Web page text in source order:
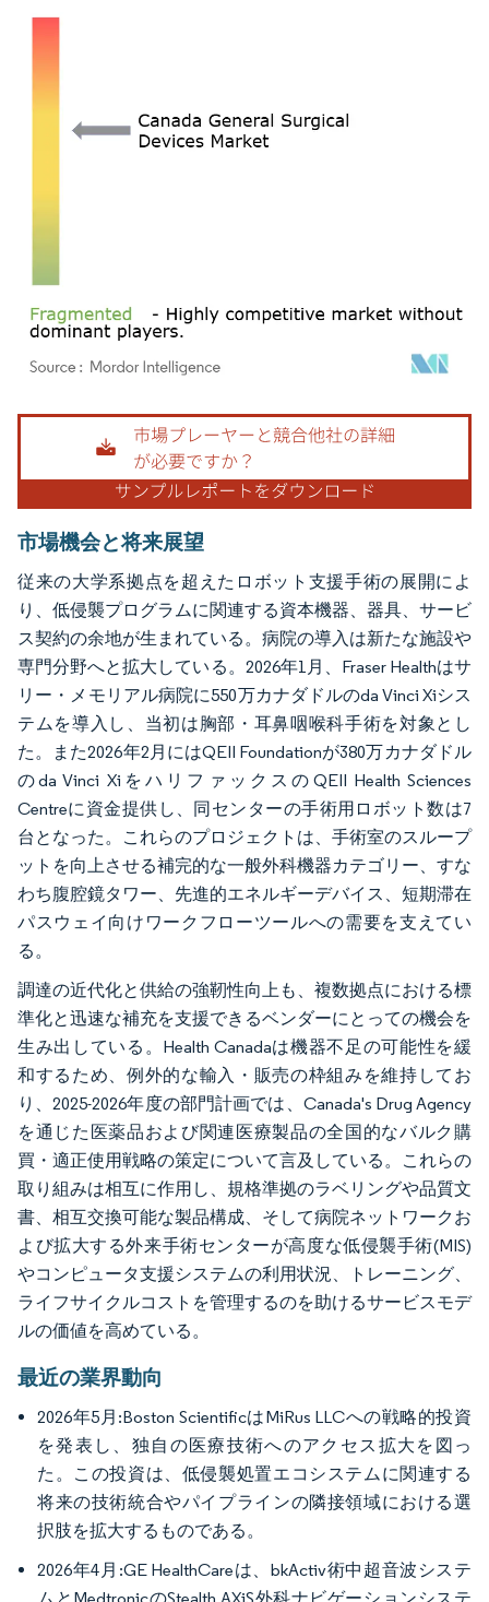
画像 © Mordor Intelligence。再利用にはCC BY 4.0の表示が必要です。
市場機会と将来展望
従来の大学系拠点を超えたロボット支援手術の展開によ
り、低侵襲プログラムに関連する資本機器、器具、サービ
ス契約の余地が生まれている。病院の導入は新たな施設や
専門分野へと拡大している。2026年1月、Fraser Healthはサ
リー・メモリアル病院に550万カナダドルのda Vinci Xiシス
テムを導入し、当初は胸部・耳鼻咽喉科手術を対象とし
た。また2026年2月にはQEII Foundationが380万カナダドル
のda Vinci XiをハリファックスのQEII Health Sciences
Centreに資金提供し、同センターの手術用ロボット数は7
台となった。これらのプロジェクトは、手術室のスループ
ットを向上させる補完的な一般外科機器カテゴリー、すな
わち腹腔鏡タワー、先進的エネルギーデバイス、短期滞在
パスウェイ向けワークフローツールへの需要を支えてい
る。
調達の近代化と供給の強靭性向上も、複数拠点における標
準化と迅速な補充を支援できるベンダーにとっての機会を
生み出している。Health Canadaは機器不足の可能性を緩
和するため、例外的な輸入・販売の枠組みを維持してお
り、2025-2026年度の部門計画では、Canada's Drug Agency
を通じた医薬品および関連医療製品の全国的なバルク購
買・適正使用戦略の策定について言及している。これらの
取り組みは相互に作用し、規格準拠のラベリングや品質文
書、相互交換可能な製品構成、そして病院ネットワークお
よび拡大する外来手術センターが高度な低侵襲手術(MIS)
やコンピュータ支援システムの利用状況、トレーニング、
ライフサイクルコストを管理するのを助けるサービスモデ
ルの価値を高めている。
最近の業界動向
2026年5月:Boston ScientificはMiRus LLCへの戦略的投資
を発表し、独自の医療技術へのアクセス拡大を図っ
た。この投資は、低侵襲処置エコシステムに関連する
将来の技術統合やパイプラインの隣接領域における選
択肢を拡大するものである。
2026年4月:GE HealthCareは、bkActiv術中超音波システ